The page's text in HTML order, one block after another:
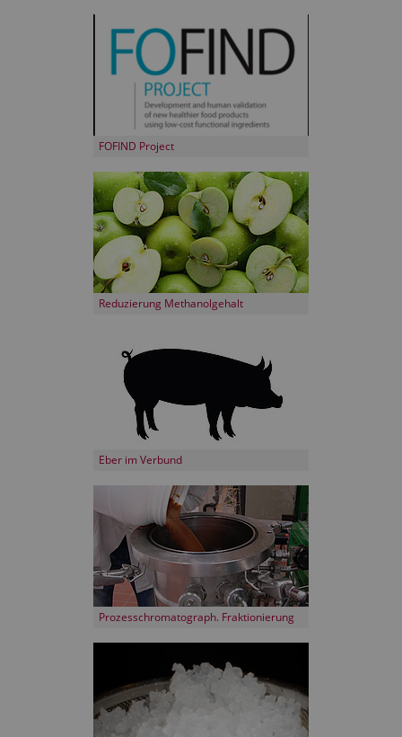
FOFIND Project
Reduzierung Methanolgehalt
Eber im Verbund
Prozesschromatograph. Fraktionierung